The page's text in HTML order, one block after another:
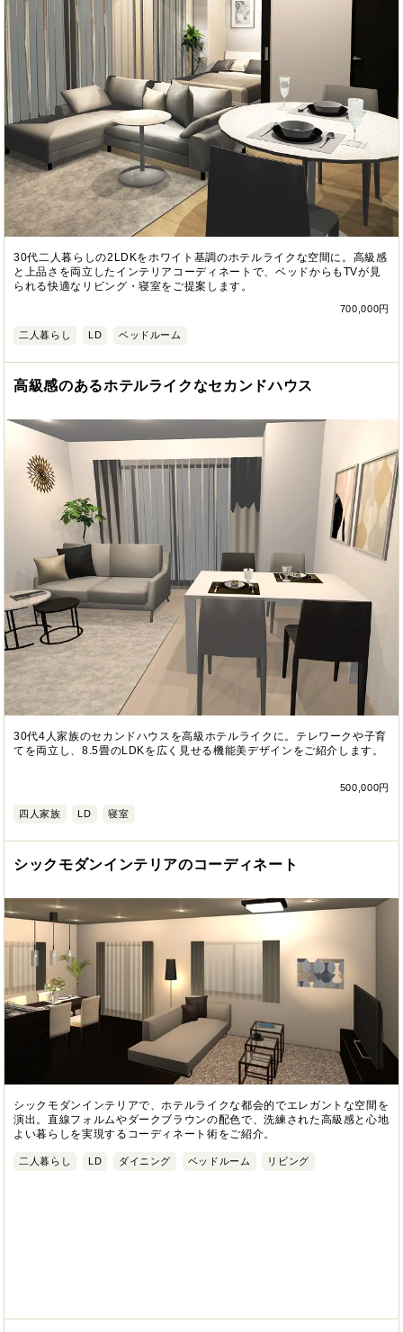
30代二人暮らしの2LDKをホワイト基調のホテルライクな空間に。高級感
と上品さを両立したインテリアコーディネートで、ベッドからもTVが見
られる快適なリビング・寝室をご提案します。
700,000円
二人暮らし LD ベッドルーム
高級感のあるホテルライクなセカンドハウス
30代4人家族のセカンドハウスを高級ホテルライクに。テレワークや子育
てを両立し、8.5畳のLDKを広く見せる機能美デザインをご紹介します。
500,000円
四人家族 LD 寝室
シックモダンインテリアのコーディネート
シックモダンインテリアで、ホテルライクな都会的でエレガントな空間を
演出。直線フォルムやダークブラウンの配色で、洗練された高級感と心地
よい暮らしを実現するコーディネート術をご紹介。
二人暮らし LD ダイニング ベッドルーム リビング